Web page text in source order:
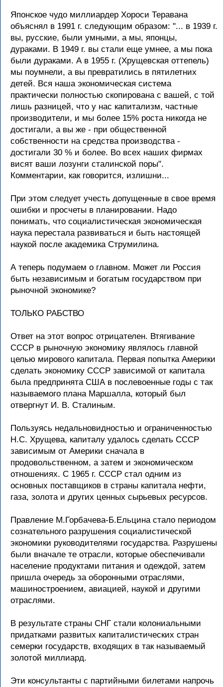
Японское чудо миллиардер Хороси Теравана
объяснял в 1991 г. следующим образом: "... в 1939 г.
вы, русские, были умными, а мы, японцы,
дураками. В 1949 г. вы стали еще умнее, а мы пока
были дураками. А в 1955 г. (Хрущевская оттепель)
мы поумнели, а вы превратились в пятилетних
детей. Вся наша экономическая система
практически полностью скопирована с вашей, с той
лишь разницей, что у нас капитализм, частные
производители, и мы более 15% роста никогда не
достигали, а вы же - при общественной
собственности на средства производства -
достигали 30 % и более. Во всех наших фирмах
висят ваши лозунги сталинской поры".
Комментарии, как говорится, излишни...
При этом следует учесть допущенные в свое время
ошибки и просчеты в планировании. Надо
понимать, что социалистическая экономическая
наука перестала развиваться и быть настоящей
наукой после академика Струмилина.
А теперь подумаем о главном. Может ли Россия
быть независимым и богатым государством при
рыночной экономике?
ТОЛЬКО РАБСТВО
Ответ на этот вопрос отрицателен. Втягивание
СССР в рыночную экономику являлось главной
целью мирового капитала. Первая попытка Америки
сделать экономику СССР зависимой от капитала
была предпринята США в послевоенные годы с так
называемого плана Маршалла, который был
отвергнут И. В. Сталиным.
Пользуясь недальновидностью и ограниченностью
Н.С. Хрущева, капиталу удалось сделать СССР
зависимым от Америки сначала в
продовольственном, а затем и экономическом
отношениях. С 1965 г. СССР стал одним из
основных поставщиков в страны капитала нефти,
газа, золота и других ценных сырьевых ресурсов.
Правление М.Горбачева-Б.Ельцина стало периодом
сознательного разрушения социалистической
экономики руководителями государства. Разрушены
были вначале те отрасли, которые обеспечивали
население продуктами питания и одеждой, затем
пришла очередь за оборонными отраслями,
машиностроением, авиацией, наукой и другими
отраслями.
В результате страны СНГ стали колониальными
придатками развитых капиталистических стран
семерки государств, входящих в так называемый
золотой миллиард.
Эти консультанты с партийными билетами напрочь